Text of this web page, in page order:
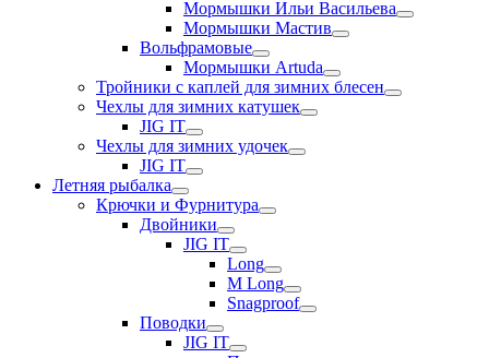
Мормышки Ильи Васильева
Мормышки Мастив
Вольфрамовые
Мормышки Artuda
Тройники с каплей для зимних блесен
Чехлы для зимних катушек
JIG IT
Чехлы для зимних удочек
JIG IT
Летняя рыбалка
Крючки и Фурнитура
Двойники
JIG IT
Long
M Long
Snagproof
Поводки
JIG IT